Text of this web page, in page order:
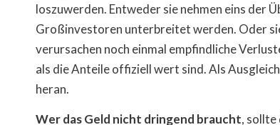
loszuwerden. Entweder sie nehmen eins der
Großinvestoren unterbreitet werden. Oder
verursachen noch einmal empfindliche
als die Anteile offiziell wert sind. Als
heran.
Wer das Geld nicht dringend braucht, sollte